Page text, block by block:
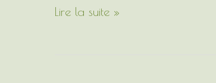
:Lire la suite »